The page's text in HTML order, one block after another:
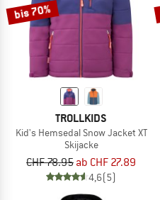
bis 70%
TROLLKIDS
Kid's Hemsedal Snow Jacket XT
Skijacke
CHF 78.95 ab CHF 27.89
4,6(5)